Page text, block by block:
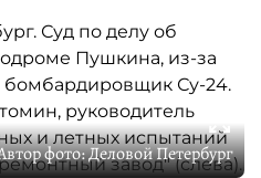
фото:Деловой Петербург